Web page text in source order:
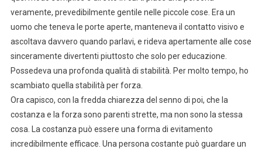
veramente, prevedibilmente gentile nelle piccole cose. Era un
uomo che teneva le porte aperte, manteneva il contatto visivo e
ascoltava davvero quando parlavi, e rideva apertamente alle cose
sinceramente divertenti piuttosto che solo per educazione.
Possedeva una profonda qualità di stabilità. Per molto tempo, ho
scambiato quella stabilità per forza.
Ora capisco, con la fredda chiarezza del senno di poi, che la
costanza e la forza sono parenti strette, ma non sono la stessa
cosa. La costanza può essere una forma di evitamento
incredibilmente efficace. Una persona costante può guardare un